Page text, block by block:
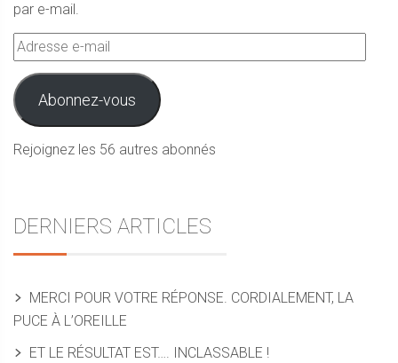
par e-mail.
Adresse
e-
mail
Abonnez-vous
Rejoignez les 56 autres abonnés
DERNIERS ARTICLES
MERCI POUR VOTRE RÉPONSE. CORDIALEMENT, LA
PUCE À L’OREILLE
ET LE RÉSULTAT EST…. INCLASSABLE !